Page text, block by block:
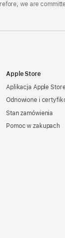
we are
Apple Store
Aplikacja Apple
Odnowione i
Stan zamówienia
Pomoc w zakupach